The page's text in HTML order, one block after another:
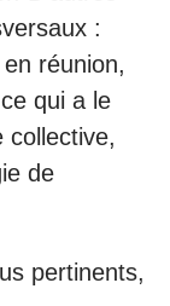
:
réunion,
qui a le
collective,
de
pertinents,